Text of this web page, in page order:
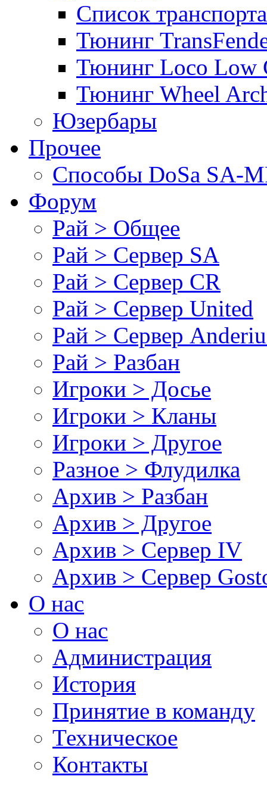
Список транспорта
Тюнинг
Тюнинг Loco Low
Тюнинг Wheel
Юзербары
Прочее
Cпособы DoSа SA-
Форум
Рай > Общее
Рай > Сервер SA
Рай > Сервер CR
Рай > Сервер United
Рай > Сервер
Рай > Разбан
Игроки > Досье
Игроки > Кланы
Игроки > Другое
Разное > Флудилка
Архив > Разбан
Архив > Другое
Архив > Сервер IV
Архив > Сервер
О нас
О нас
Администрация
История
Принятие в команду
Техническое
Контакты